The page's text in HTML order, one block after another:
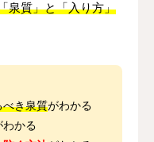
泉質」と「入り方」
べき泉質がわかる
わかる